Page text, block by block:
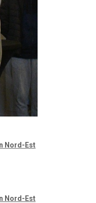
Nord-Est
Nord-Est